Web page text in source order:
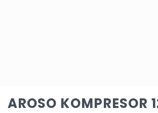
AROSO KOMPRESOR